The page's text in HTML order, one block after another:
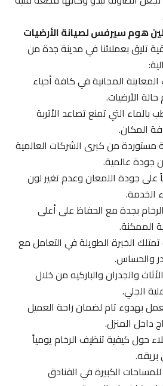
هوم سيرفس لصيانة الأرضيات
تليق بعملائنا في مدينة جدة من
المجانية في كافة أحياء
الأرضيات.
التي تمنع تصاعد الأتربة
المكان.
من كبرى الشركات العالمية
عالمية.
جودة اللمعان وعدم تغير لون
بجدة مع الحفاظ على أعلى
الخبرة الطويلة في التعامل مع
والحساس.
والجدران والباركيه من خلال
الجلي.
تام لضمان راحة العميل
المنزل.
كيفية تنظيف الرخام يومياً
الكبيرة في الفنادق